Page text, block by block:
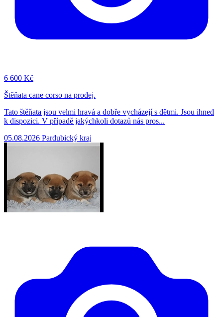
6 600 Kč
Štěňata cane corso na prodej.
Tato štěňata jsou velmi hravá a dobře vycházejí s dětmi. Jsou ihned
k dispozici. V případě jakýchkoli dotazů nás pros...
05.08.2026 Pardubický kraj